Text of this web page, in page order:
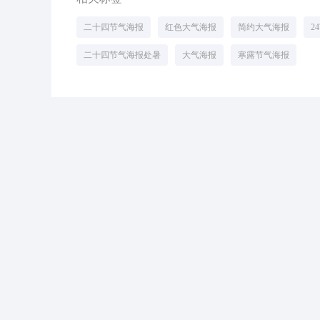
二十四节气海报 红色大气海报 简约大气海报
二十四节气海报处暑 大气海报 寒露节气海报